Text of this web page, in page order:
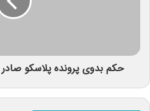
حکم بدوی پرونده پلاسکو